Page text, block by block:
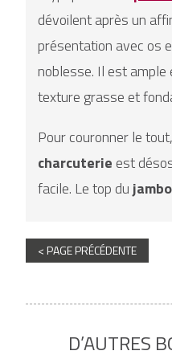
dévoilent après un
présentation avec os
noblesse. Il est ample
texture grasse et
Pour couronner le
charcuterie est
facile. Le top du
< PAGE PRÉCÉDENTE
D’AUTRES